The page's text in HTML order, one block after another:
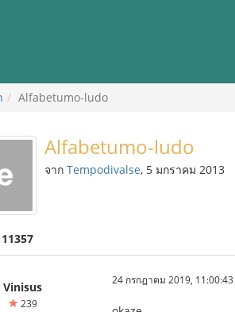
Alfabetumo-ludo
Alfabetumo-ludo
จาก Tempodivalse, 5 มกราคม 2013
11357
Vinisus
239
24 กรกฎาคม 2019, 11:00:43